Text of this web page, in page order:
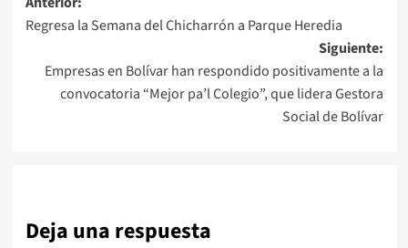
de
entradas
Regresa la Semana del Chicharrón a Parque Heredia
Siguiente:
Empresas en Bolívar han respondido positivamente a la
convocatoria “Mejor pa’l Colegio”, que lidera Gestora
Social de Bolívar
Deja una respuesta